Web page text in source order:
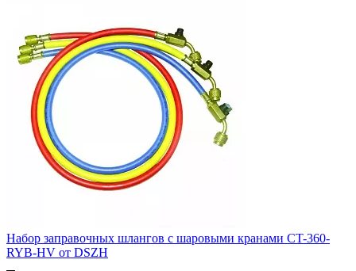
Набор заправочных шлангов c шаровыми кранами CT-360-
RYB-HV от DSZH